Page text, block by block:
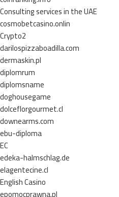
Consulting services in the UAE
cosmobetcasino.onlin
Crypto2
darilospizzaboadilla.com
dermaskin.pl
diplomrum
diplomsname
doghousegame
dolceflorgourmet.cl
downearms.com
ebu-diploma
EC
edeka-halmschlag.de
elagentecine.cl
English Casino